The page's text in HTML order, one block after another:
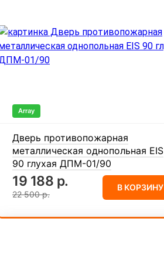
Array
Дверь противопожарная
металлическая однопольная EIS
90 глухая ДПМ-01/90
19 188 р.
22 500 р.
В КОРЗИНУ